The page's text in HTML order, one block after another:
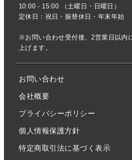
10:00 - 15:00 （土曜日・日曜日）
定休日：祝日・振替休日・年末年始
※お問い合わせ受付後、2営業日以内
上げます。
お問い合わせ
会社概要
プライバシーポリシー
個人情報保護方針
特定商取引法に基づく表示